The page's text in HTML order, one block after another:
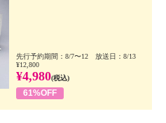
先行予約期間：8/7〜12 放送日：8/13
¥12,800
¥4,980(税込)
61%OFF